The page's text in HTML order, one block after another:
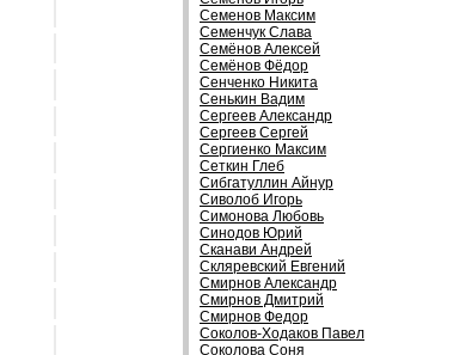
Семенов Максим
Семенчук Слава
Семёнов Алексей
Семёнов Фёдор
Сенченко Никита
Сенькин Вадим
Сергеев Александр
Сергеев Сергей
Сергиенко Максим
Сеткин Глеб
Сибгатуллин Айнур
Сиволоб Игорь
Симонова Любовь
Синодов Юрий
Сканави Андрей
Скляревский Евгений
Смирнов Александр
Смирнов Дмитрий
Смирнов Федор
Соколов-Ходаков Павел
Соколова Соня